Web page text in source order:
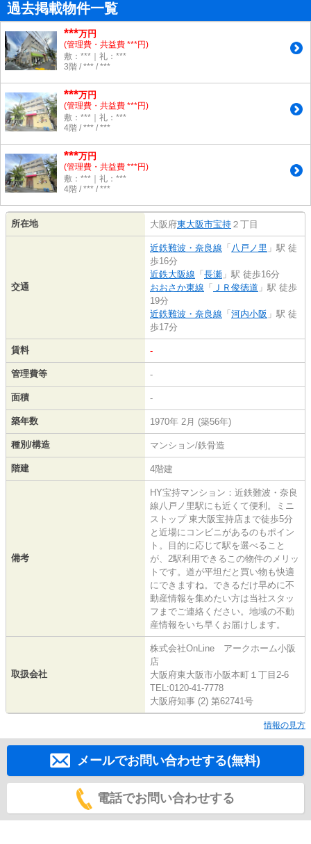
過去掲載物件一覧
***万円
(管理費・共益費 ***円)
敷：***｜礼：***
3階 / *** / ***
***万円
(管理費・共益費 ***円)
敷：***｜礼：***
4階 / *** / ***
***万円
(管理費・共益費 ***円)
敷：***｜礼：***
4階 / *** / ***
所在地 大阪府東大阪市宝持 ２丁目
交通
近鉄難波・奈良線 「 八戸ノ里 」駅 徒
歩16分
近鉄大阪線 「 長瀬 」駅 徒歩16分
おおさか東線 「 ＪＲ俊徳道 」駅 徒歩
19分
近鉄難波・奈良線 「 河内小阪 」駅 徒
歩17分
賃料 -
管理費等 -
面積 -
築年数 1970年 2月 (築56年)
種別/構造 マンション/鉄骨造
階建 4階建
備考
HY宝持マンション：近鉄難波・奈良
線八戸ノ里駅にも近くて便利。ミニ
ストップ 東大阪宝持店まで徒歩5分
と近場にコンビニがあるのもポイン
ト。目的に応じて駅を選べること
が、2駅利用できるこの物件のメリッ
トです。道が平坦だと買い物も快適
にできますね。できるだけ早めに不
動産情報を集めたい方は当社スタッ
フまでご連絡ください。地域の不動
産情報をいち早くお届けします。
取扱会社
株式会社OnLine アークホーム小阪
店
大阪府東大阪市小阪本町１丁目2-6
TEL:0120-41-7778
大阪府知事 (2) 第62741号
情報の見方
メールでお問い合わせする(無料)
電話でお問い合わせする